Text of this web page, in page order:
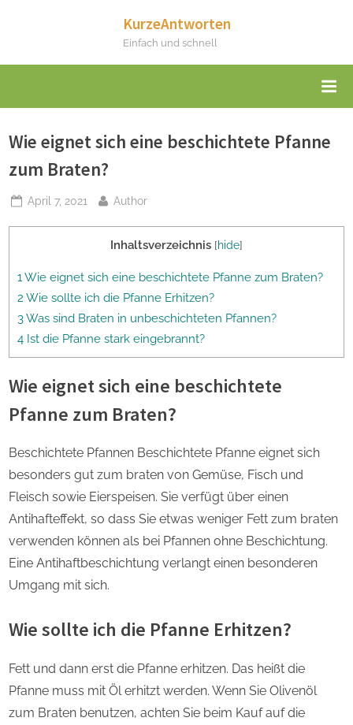
KurzeAntworten
Einfach und schnell
Wie eignet sich eine beschichtete Pfanne
zum Braten?
Posted
April 7, 2021 By
Author
Inhaltsverzeichnis [hide]
1 Wie eignet sich eine beschichtete Pfanne zum Braten?
2 Wie sollte ich die Pfanne Erhitzen?
3 Was sind Braten in unbeschichteten Pfannen?
4 Ist die Pfanne stark eingebrannt?
Wie eignet sich eine beschichtete
Pfanne zum Braten?
Beschichtete Pfannen Beschichtete Pfanne eignet sich
besonders gut zum braten von Gemüse, Fisch und
Fleisch sowie Eierspeisen. Sie verfügt über einen
Antihafteffekt, so dass Sie etwas weniger Fett zum braten
verwenden können als bei Pfannen ohne Beschichtung.
Eine Antihaftbeschichtung verlangt einen besonderen
Umgang mit sich.
Wie sollte ich die Pfanne Erhitzen?
Fett und dann erst die Pfanne erhitzen. Das heißt die
Pfanne muss mit Öl erhitzt werden. Wenn Sie Olivenöl
zum Braten benutzen, achten Sie beim Kauf auf die